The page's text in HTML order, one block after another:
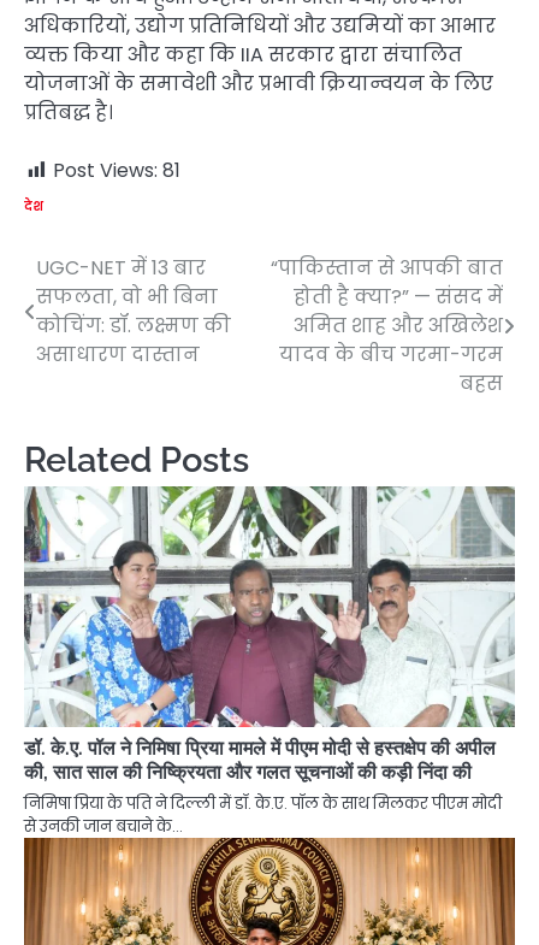
अधिकारियों, उद्योग प्रतिनिधियों और उद्यमियों का आभार
व्यक्त किया और कहा कि IIA सरकार द्वारा संचालित
योजनाओं के समावेशी और प्रभावी क्रियान्वयन के लिए
प्रतिबद्ध है।
Post Views: 81
देश
Post
navigation
UGC-NET में 13 बार
सफलता, वो भी बिना
कोचिंग: डॉ. लक्ष्मण की
असाधारण दास्तान
“पाकिस्तान से आपकी बात
होती है क्या?” — संसद में
अमित शाह और अखिलेश
यादव के बीच गरमा-गरम
बहस
Related Posts
डॉ. के.ए. पॉल ने निमिषा प्रिया मामले में पीएम मोदी से हस्तक्षेप की अपील
की, सात साल की निष्क्रियता और गलत सूचनाओं की कड़ी निंदा की
निमिषा प्रिया के पति ने दिल्ली में डॉ. के.ए. पॉल के साथ मिलकर पीएम मोदी
से उनकी जान बचाने के…